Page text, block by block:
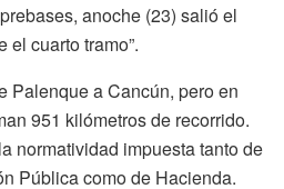
anoche (23) salió el
el cuarto tramo”.
Palenque a Cancún, pero en
951 kilómetros de recorrido.
normatividad impuesta tanto de
Pública como de Hacienda.